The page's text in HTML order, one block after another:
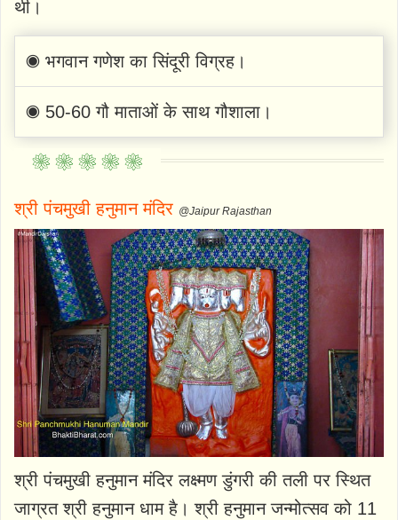
थी।
◉ भगवान गणेश का सिंदूरी विग्रह।
◉ 50-60 गौ माताओं के साथ गौशाला।
श्री पंचमुखी हनुमान मंदिर @Jaipur Rajasthan
श्री पंचमुखी हनुमान मंदिर लक्ष्मण डुंगरी की तली पर स्थित
जाग्रत श्री हनुमान धाम है। श्री हनुमान जन्मोत्सव को 11